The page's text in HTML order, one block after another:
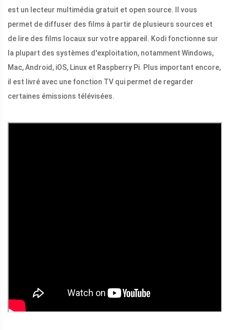
est un lecteur multimédia gratuit et open source. Il vous
permet de diffuser des films à partir de plusieurs sources et
de lire des films locaux sur votre appareil. Kodi fonctionne sur
la plupart des systèmes d'exploitation, notamment Windows,
Mac, Android, iOS, Linux et Raspberry Pi. Plus important encore,
il est livré avec une fonction TV qui permet de regarder
certaines émissions télévisées.